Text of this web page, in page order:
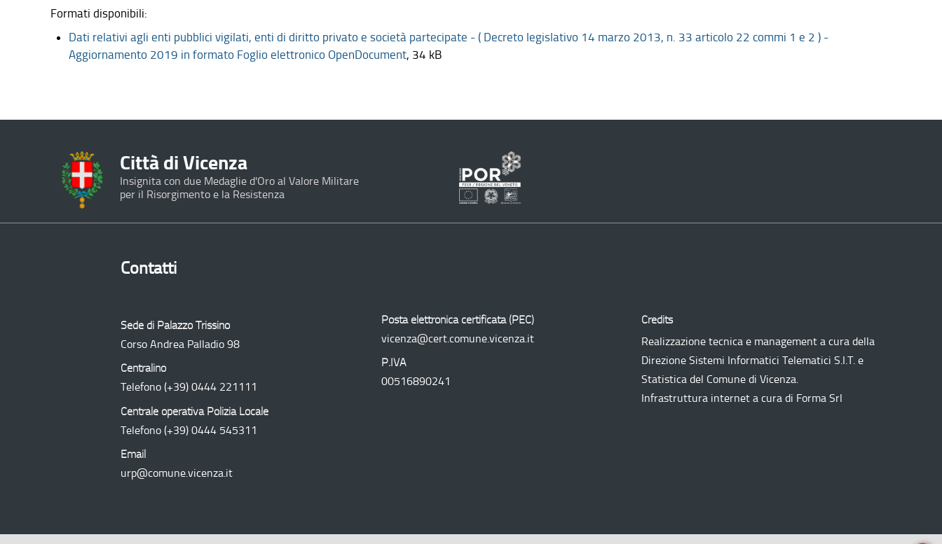
Formati disponibili:
Dati relativi agli enti pubblici vigilati, enti di diritto privato e società partecipate - ( Decreto legislativo 14 marzo 2013, n. 33 articolo 22 commi 1 e 2 ) -
Aggiornamento 2019 in formato Foglio elettronico OpenDocument, 34 kB
Città di Vicenza
Insignita con due Medaglie d'Oro al Valore Militare
per il Risorgimento e la Resistenza
Operativo
Contatti
Sede di Palazzo Trissino
Corso Andrea Palladio 98
Centralino
Telefono (+39) 0444 221111
Centrale operativa Polizia Locale
Telefono (+39) 0444 545311
Email
urp@comune.vicenza.it
Posta elettronica certificata (PEC)
vicenza@cert.comune.vicenza.it
P.IVA
00516890241
Credits
Realizzazione tecnica e management a cura della
Direzione Sistemi Informatici TelematiciS.I.T. e
Statistica del Comune di Vicenza.
Infrastruttura internet a cura di Forma Srl